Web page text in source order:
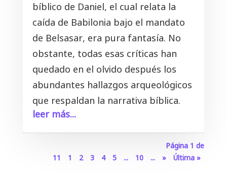
bíblico de Daniel, el cual relata la
caída de Babilonia bajo el mandato
de Belsasar, era pura fantasía. No
obstante, todas esas críticas han
quedado en el olvido después los
abundantes hallazgos arqueológicos
que respaldan la narrativa bíblica.
leer más...
Página 1 de
11
1 2 3 4 5 ... 10 ... » Última »